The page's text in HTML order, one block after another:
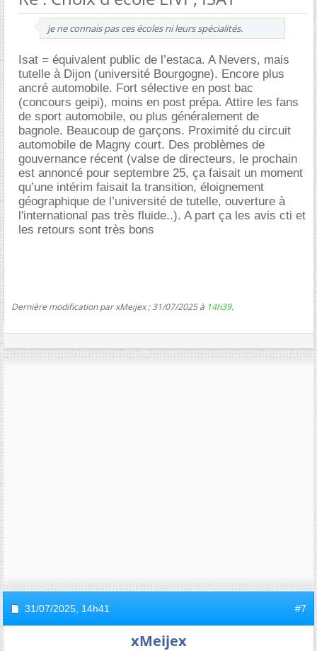
je ne connais pas ces écoles ni leurs spécialités.
Isat = équivalent public de l’estaca. A Nevers, mais
tutelle à Dijon (université Bourgogne). Encore plus
ancré automobile. Fort sélective en post bac
(concours geipi), moins en post prépa. Attire les fans
de sport automobile, ou plus généralement de
bagnole. Beaucoup de garçons. Proximité du circuit
automobile de Magny court. Des problèmes de
gouvernance récent (valse de directeurs, le prochain
est annoncé pour septembre 25, ça faisait un moment
qu’une intérim faisait la transition, éloignement
géographique de l’université de tutelle, ouverture à
l'international pas très fluide..). A part ça les avis cti et
les retours sont très bons
Dernière modification par xMeijex ; 31/07/2025 à 14h39.
31/07/2025, 14h41 #7
xMeijex